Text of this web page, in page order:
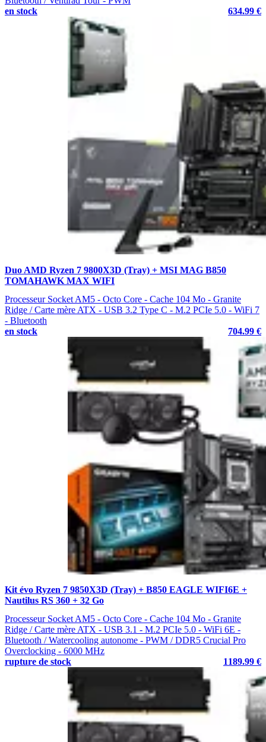
en stock
634.99 €
Duo AMD Ryzen 7 9800X3D (Tray) + MSI MAG B850
TOMAHAWK MAX WIFI
Processeur Socket AM5 - Octo Core - Cache 104 Mo - Granite
Ridge / Carte mère ATX - USB 3.2 Type C - M.2 PCIe 5.0 - WiFi 7
- Bluetooth
en stock
704.99 €
Kit évo Ryzen 7 9850X3D (Tray) + B850 EAGLE WIFI6E +
Nautilus RS 360 + 32 Go
Processeur Socket AM5 - Octo Core - Cache 104 Mo - Granite
Ridge / Carte mère ATX - USB 3.1 - M.2 PCIe 5.0 - WiFi 6E -
Bluetooth / Watercooling autonome - PWM / DDR5 Crucial Pro
Overclocking - 6000 MHz
rupture de stock
1189.99 €